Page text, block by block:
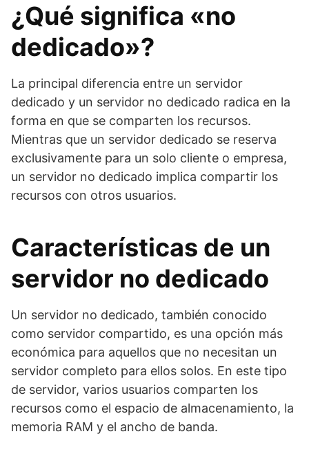
¿Qué significa «no
dedicado»?
La principal diferencia entre un servidor
dedicado y un servidor no dedicado radica en la
forma en que se comparten los recursos.
Mientras que un servidor dedicado se reserva
exclusivamente para un solo cliente o empresa,
un servidor no dedicado implica compartir los
recursos con otros usuarios.
Características de un
servidor no dedicado
Un servidor no dedicado, también conocido
como servidor compartido, es una opción más
económica para aquellos que no necesitan un
servidor completo para ellos solos. En este tipo
de servidor, varios usuarios comparten los
recursos como el espacio de almacenamiento, la
memoria RAM y el ancho de banda.